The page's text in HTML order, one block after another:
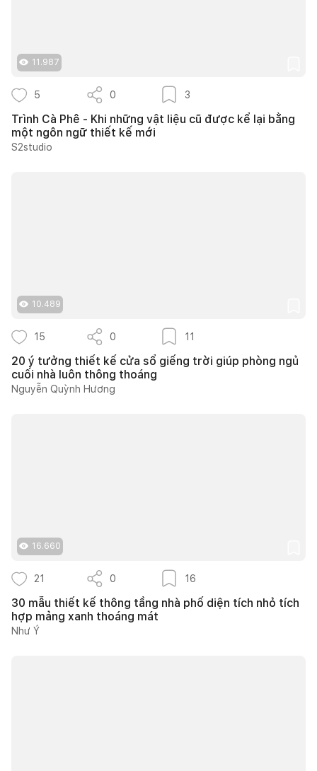
11.987
5 0 3
Trình Cà Phê - Khi những vật liệu cũ được kể lại bằng
một ngôn ngữ thiết kế mới
S2studio
10.489
15 0 11
20 ý tưởng thiết kế cửa sổ giếng trời giúp phòng ngủ
cuối nhà luôn thông thoáng
Nguyễn Quỳnh Hương
16.660
21 0 16
30 mẫu thiết kế thông tầng nhà phố diện tích nhỏ tích
hợp mảng xanh thoáng mát
Như Ý